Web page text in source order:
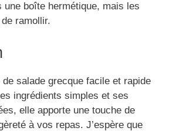
une boîte hermétique, mais les
ramollir.
salade grecque facile et rapide
ingrédients simples et ses
elle apporte une touche de
à vos repas. J’espère que